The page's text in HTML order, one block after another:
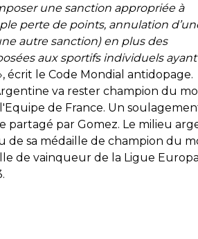
une sanction appropriée à
perte de points, annulation
autre sanction) en plus des
aux sportifs individuels ayant
écrit le Code Mondial antidopage.
va rester champion du
de France. Un
partagé par Gomez. Le milieu
de sa médaille de champion du
de vainqueur de la Ligue